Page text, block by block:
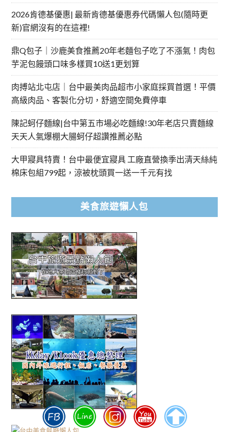
2026肯德基優惠| 最新肯德基優惠券代碼懶人包(隨時更
新)官網沒有的在這裡!
鼎Q包子｜沙鹿美食推薦20年老麵包子吃了不漲氣！肉包
芋泥包饅頭口味多樣買10送1更划算
肉搏站北屯店｜台中最美肉品超市小家庭採買首選！平價
高級肉品、客製化分切，舒適空間免費停車
陳記蚵仔麵線|台中第五市場必吃麵線!30年老店只賣麵線
天天人氣爆棚大腸蚵仔超讚推薦必點
大甲寢具特賣！台中最便宜寢具 工廠直營換季出清天絲純
棉床包組799起，涼被枕頭買一送一千元有找
美食旅遊懶人包